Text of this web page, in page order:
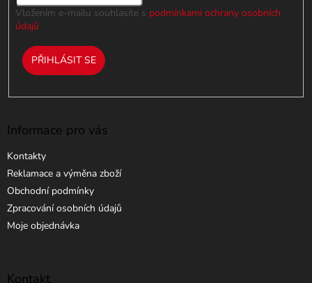
v
Vložením e-mailu souhlasíte s podmínkami ochrany osobních
údajů
PŘIHLÁSIT SE
Informace pro vás
Kontakty
Reklamace a výměna zboží
Obchodní podmínky
Zpracování osobních údajů
Moje objednávka
Kontakt